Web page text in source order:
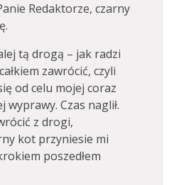
Redaktorze, czarny
tą drogą – jak radzi
zawrócić, czyli
od celu mojej coraz
wyprawy. Czas naglił.
z drogi,
kot przyniesie mi
poszedłem